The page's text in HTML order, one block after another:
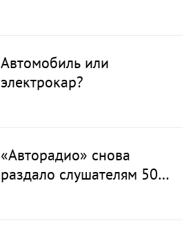
Автомобиль или
электрокар?
«Авторадио» снова
раздало слушателям 5000